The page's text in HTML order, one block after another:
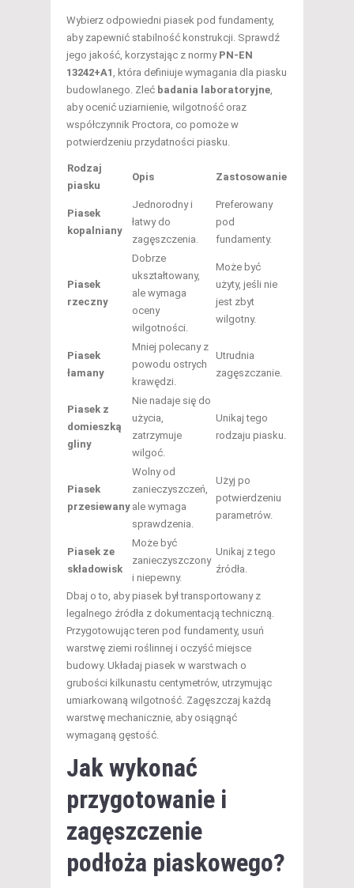
Wybierz odpowiedni piasek pod fundamenty,
aby zapewnić stabilność konstrukcji. Sprawdź
jego jakość, korzystając z normy PN-EN
13242+A1 , która definiuje wymagania dla piasku
budowlanego. Zleć badania laboratoryjne
aby ocenić uziarnienie, wilgotność oraz
współczynnik Proctora, co pomoże w
potwierdzeniu przydatności piasku.
Rodzaj
piasku
Opis Zastosowanie
Piasek
kopalniany
Jednorodny i
łatwy do
zagęszczenia.
Preferowany
pod
fundamenty.
Piasek
rzeczny
Dobrze
ukształtowany,
ale wymaga
oceny
wilgotności.
Może być
użyty, jeśli nie
jest zbyt
wilgotny.
Piasek
łamany
Mniej polecany z
powodu ostrych
krawędzi.
Utrudnia
zagęszczanie.
Piasek z
domieszką
gliny
Nie nadaje się do
użycia,
zatrzymuje
wilgoć.
Unikaj tego
rodzaju piasku.
Piasek
przesiewany
Wolny od
zanieczyszczeń,
ale wymaga
sprawdzenia.
Użyj po
potwierdzeniu
parametrów.
Piasek ze
składowisk
Może być
zanieczyszczony
i niepewny.
Unikaj z tego
źródła.
Dbaj o to, aby piasek był transportowany z
legalnego źródła z dokumentacją techniczną.
Przygotowując teren pod fundamenty, usuń
warstwę ziemi roślinnej i oczyść miejsce
budowy. Układaj piasek w warstwach o
grubości kilkunastu centymetrów, utrzymując
umiarkowaną wilgotność. Zagęszczaj każdą
warstwę mechanicznie, aby osiągnąć
wymaganą gęstość.
Jak wykonać
przygotowanie i
zagęszczenie
podłoża piaskowego?